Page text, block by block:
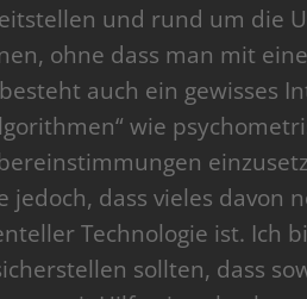
und rund um die
ohne dass man mit
auch ein gewisses
wie
dass vieles davon
Technologie ist. Ich
sollten, dass